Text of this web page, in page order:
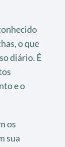
o que
diário. É
e o
os
sua